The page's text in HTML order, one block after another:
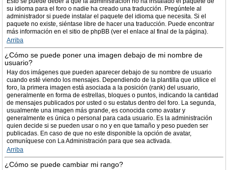
su idioma para el foro o nadie ha creado una traducción. Pregúntele al
administrador si puede instalar el paquete del idioma que necesita. Si el
paquete no existe, siéntase libre de hacer una traducción. Puede encontrar
más información en el sitio de phpBB (ver el enlace al final de la página).
Arriba
¿Cómo se puede poner una imagen debajo de mi nombre de
usuario?
Hay dos imágenes que pueden aparecer debajo de su nombre de usuario
cuando esté viendo los mensajes. Dependiendo de la plantilla que utilice el
foro, la primera imagen está asociada a la posición (rank) del usuario,
generalmente en forma de estrellas, bloques o puntos, indicando la cantidad
de mensajes publicados por usted o su estatus dentro del foro. La segunda,
usualmente una imagen más grande, es conocida como avatar y
generalmente es única o personal para cada usuario. Es la administración
quien decide si se pueden usar o no y en que tamaño y peso pueden ser
publicadas. En caso de que no este disponible la opción de avatar,
comuníquese con La Administración para que sea activada.
Arriba
¿Cómo se puede cambiar mi rango?